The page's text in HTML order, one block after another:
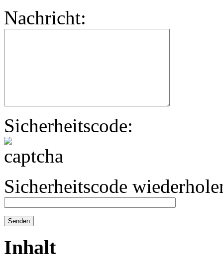
Nachricht:
Sicherheitscode:
Sicherheitscode
Inhalt